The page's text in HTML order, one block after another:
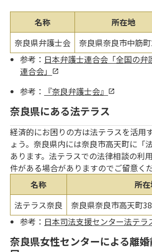
名称 所在地
奈良県弁護士会
奈良県奈良市中筋
参考： 日本弁護士連合会「全国の弁
連合会」
参考：
『奈良弁護士会』
奈良県にある法テラス
経済的にお困りの方は法テラスを活用
ょう。奈良県内には奈良市高天町に「
あります。法テラスでの法律相談の利
件がある場合がありますのでご留意く
名称
所
法テラス奈良
奈良県奈良市高天町
参考： 日本司法支援センター法テラ
奈良県女性センターによる離